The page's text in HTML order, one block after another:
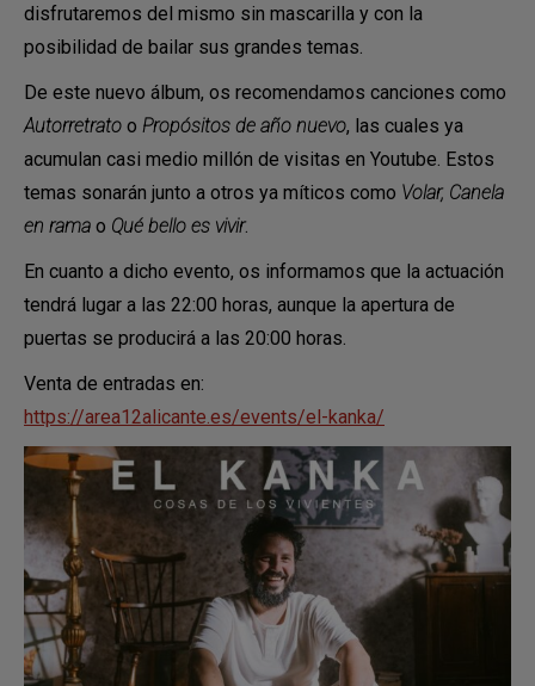
disfrutaremos del mismo sin mascarilla y con la
posibilidad de bailar sus grandes temas.
De este nuevo álbum, os recomendamos canciones como
Autorretrato o Propósitos de año nuevo, las cuales ya
acumulan casi medio millón de visitas en Youtube. Estos
temas sonarán junto a otros ya míticos como Volar, Canela
en rama o Qué bello es vivir.
En cuanto a dicho evento, os informamos que la actuación
tendrá lugar a las 22:00 horas, aunque la apertura de
puertas se producirá a las 20:00 horas.
Venta de entradas en:
https://area12alicante.es/events/el-kanka/